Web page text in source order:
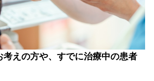
考えの方や、すでに治療中の患者